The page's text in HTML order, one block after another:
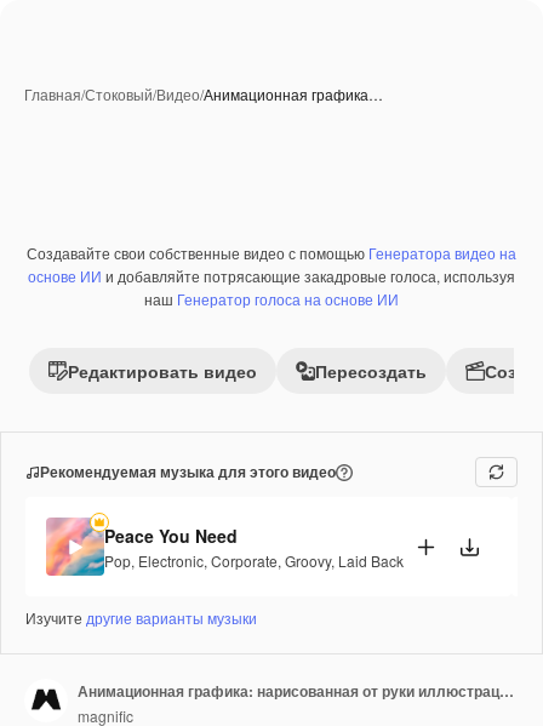
Главная/Стоковый/Видео/Анимационная графика…
Создавайте свои собственные видео с помощью Генератора видео на
основе ИИ и добавляйте потрясающие закадровые голоса, используя
наш Генератор голоса на основе ИИ
Редактировать видео Пересоздать
Рекомендуемая музыка для этого видео
Peace You Need
Pop, Electronic, Corporate, Groovy, Laid Back
Изучите другие варианты музыки
Анимационная графика: нарисованная от руки иллюстрация бизнес-кофе
magnific